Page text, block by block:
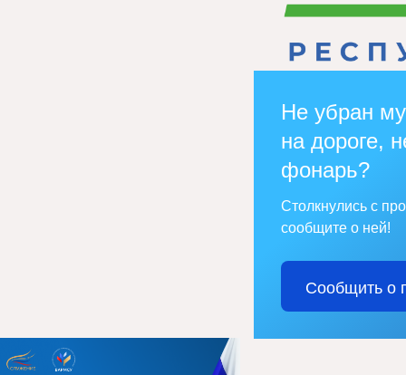
Не убран
на дороге,
фонарь?
Столкнулись с
сообщите о ней!
Сообщить о